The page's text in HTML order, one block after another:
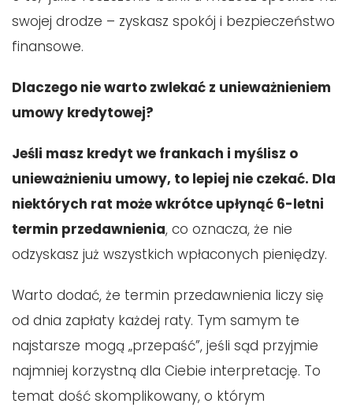
swojej drodze – zyskasz spokój i bezpieczeństwo
finansowe.
Dlaczego nie warto zwlekać z unieważnieniem
umowy kredytowej?
Jeśli masz kredyt we frankach i myślisz o
unieważnieniu umowy, to lepiej nie czekać. Dla
niektórych rat może wkrótce upłynąć 6-letni
termin przedawnienia, co oznacza, że nie
odzyskasz już wszystkich wpłaconych pieniędzy.
Warto dodać, że termin przedawnienia liczy się
od dnia zapłaty każdej raty. Tym samym te
najstarsze mogą „przepaść”, jeśli sąd przyjmie
najmniej korzystną dla Ciebie interpretację. To
temat dość skomplikowany, o którym